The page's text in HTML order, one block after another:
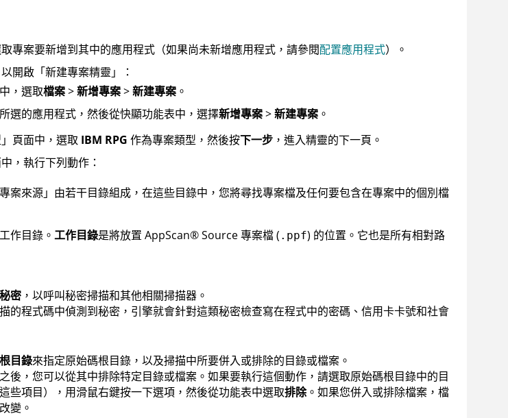
專案要新增到其中的應用程式（如果尚未新增應用程式，請參閱配置應用程式）。
開啟「新建專案精靈」：
，選取檔案>新增專案>新建專案。
選的應用程式，然後從快顯功能表中，選擇新增專案>新建專案。
頁面中，選取 IBM RPG 作為專案類型，然後按下一步，進入精靈的下一頁。
，執行下列動作：
案來源」由若干目錄組成，在這些目錄中，您將尋找專案檔及任何要包含在專案中的個別檔
作目錄。 工作目錄是將放置 AppScan®Source專案檔 ( .ppf) 的位置。它也是所有相對路
密，以呼叫秘密掃描和其他相關掃描器。
的程式碼中偵測到秘密，引擎就會針對這類秘密檢查寫在程式中的密碼、信用卡卡號和社會
目錄來指定原始碼根目錄，以及掃描中所要併入或排除的目錄或檔案。
後，您可以從其中排除特定目錄或檔案。如果要執行這個動作，請選取原始碼根目錄中的目
些項目），用滑鼠右鍵按一下選項，然後從功能表中選取排除。如果您併入或排除檔案，檔
變。